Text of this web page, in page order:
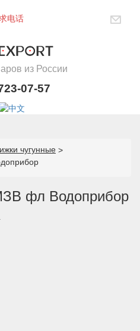
电话
из России
07-57
чугунные
фл Водоприбор